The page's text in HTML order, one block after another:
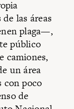
las áreas
plaga—,
público
camiones,
un área
con poco
de